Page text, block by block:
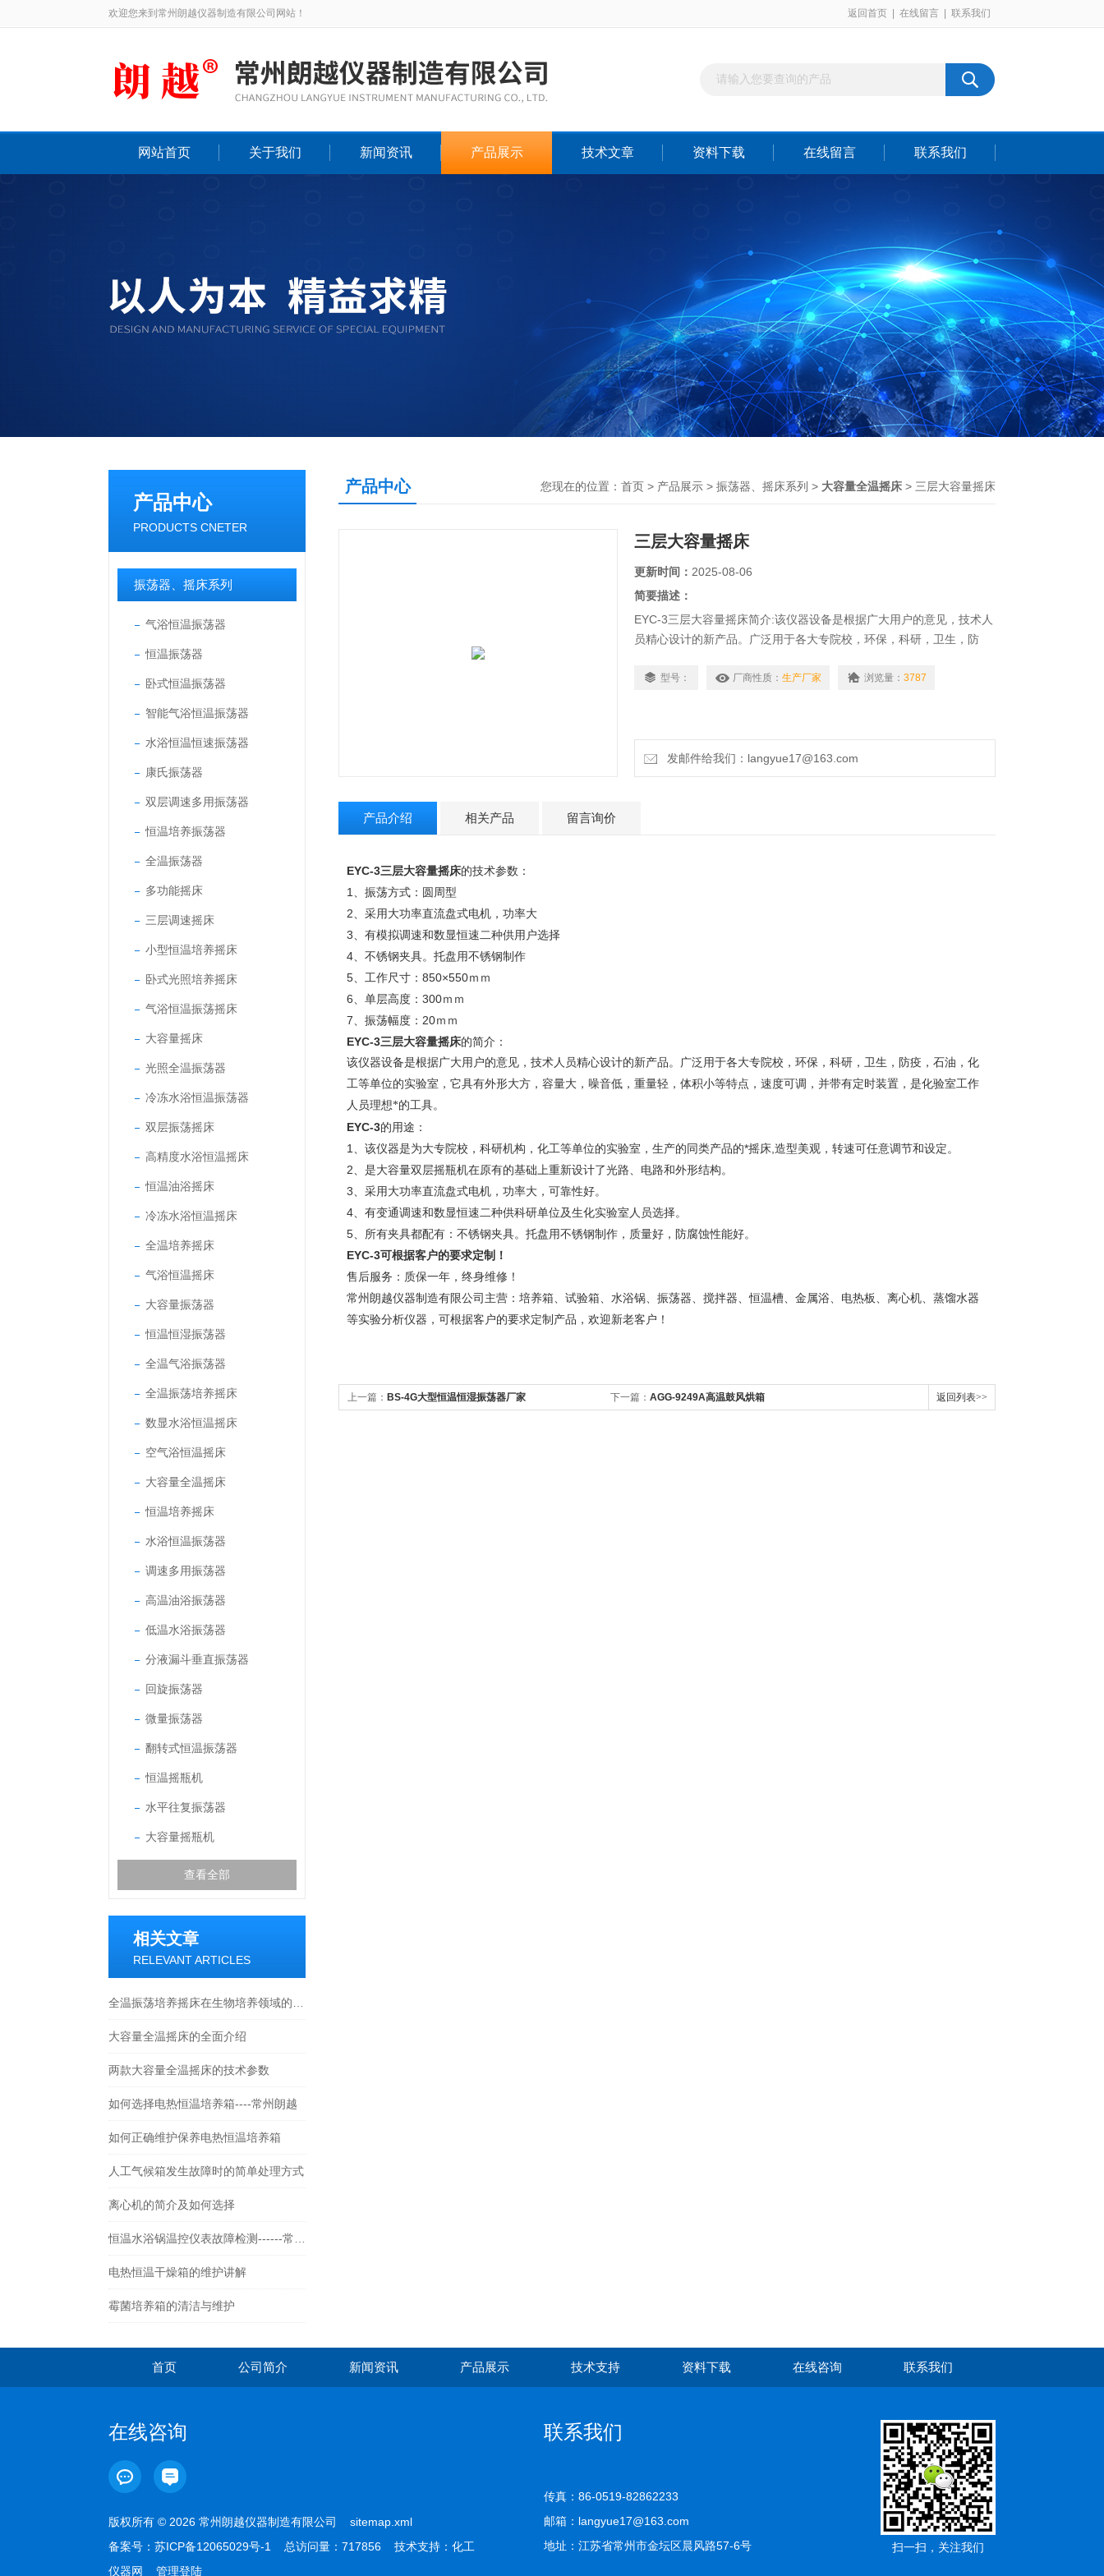
欢迎您来到常州朗越仪器制造有限公司网站！ 返回首页 在线留言 联系我们
网站首页 关于我们 新闻资讯 产品展示 技术文章 资料下载 在线留言 联系我们
产品中心
PRODUCTS CNETER
振荡器、摇床系列
气浴恒温振荡器
恒温振荡器
卧式恒温振荡器
智能气浴恒温振荡器
水浴恒温恒速振荡器
康氏振荡器
双层调速多用振荡器
恒温培养振荡器
全温振荡器
多功能摇床
三层调速摇床
小型恒温培养摇床
卧式光照培养摇床
气浴恒温振荡摇床
大容量摇床
光照全温振荡器
冷冻水浴恒温振荡器
双层振荡摇床
高精度水浴恒温摇床
恒温油浴摇床
冷冻水浴恒温摇床
全温培养摇床
气浴恒温摇床
大容量振荡器
恒温恒湿振荡器
全温气浴振荡器
全温振荡培养摇床
数显水浴恒温摇床
空气浴恒温摇床
大容量全温摇床
恒温培养摇床
水浴恒温振荡器
调速多用振荡器
高温油浴振荡器
低温水浴振荡器
分液漏斗垂直振荡器
回旋振荡器
微量振荡器
翻转式恒温振荡器
恒温摇瓶机
水平往复振荡器
大容量摇瓶机
查看全部
相关文章
RELEVANT ARTICLES
大容量全温摇床的全面介绍
两款大容量全温摇床的技术参数
如何选择电热恒温培养箱----常州朗越
如何正确维护保养电热恒温培养箱
人工气候箱发生故障时的简单处理方式
离心机的简介及如何选择
电热恒温干燥箱的维护讲解
霉菌培养箱的清洁与维护
产品中心 您现在的位置： 首页 > 产品展示 > 振荡器、摇床系列 > 大容量全温摇床 > 三层大容量摇床
三层大容量摇床
更新时间： 2025-08-06
简要描述：
EYC-3三层大容量摇床简介:该仪器设备是根据广大用户的意见，技术人
员精心设计的新产品。广泛用于各大专院校，环保，科研，卫生，防
型号： 厂商性质： 生产厂家 浏览量： 3787
发邮件给我们：langyue17@163.com
产品介绍 相关产品 留言询价
EYC-3三层大容量摇床的技术参数：
1、振荡方式：圆周型
2、采用大功率直流盘式电机，功率大
3、有模拟调速和数显恒速二种供用户选择
4、不锈钢夹具。托盘用不锈钢制作
5、工作尺寸：850×550ｍｍ
6、单层高度：300ｍｍ
7、振荡幅度：20ｍｍ
EYC-3三层大容量摇床的简介：
该仪器设备是根据广大用户的意见，技术人员精心设计的新产品。广泛用于各大专院校，环保，科研，卫生，防疫，石油，化
工等单位的实验室，它具有外形大方，容量大，噪音低，重量轻，体积小等特点，速度可调，并带有定时装置，是化验室工作
人员理想*的工具。
EYC-3的用途：
1、该仪器是为大专院校，科研机构，化工等单位的实验室，生产的同类产品的*摇床,造型美观，转速可任意调节和设定。
2、是大容量双层摇瓶机在原有的基础上重新设计了光路、电路和外形结构。
3、采用大功率直流盘式电机，功率大，可靠性好。
4、有变通调速和数显恒速二种供科研单位及生化实验室人员选择。
5、所有夹具都配有：不锈钢夹具。托盘用不锈钢制作，质量好，防腐蚀性能好。
EYC-3可根据客户的要求定制！
售后服务：质保一年，终身维修！
常州朗越仪器制造有限公司主营：培养箱、试验箱、水浴锅、振荡器、搅拌器、恒温槽、金属浴、电热板、离心机、蒸馏水器
等实验分析仪器，可根据客户的要求定制产品，欢迎新老客户！
上一篇： BS-4G大型恒温恒湿振荡器厂家 下一篇： AGG-9249A高温鼓风烘箱 返回列表>>
首页 公司简介 新闻资讯 产品展示 技术支持 资料下载 在线咨询 联系我们
在线咨询
版权所有 © 2026 常州朗越仪器制造有限公司 sitemap.xml
备案号： 苏ICP备12065029号-1 总访问量：717856 技术支持： 化工
仪器网
管理登陆
联系我们
传真：86-0519-82862233
邮箱：langyue17@163.com
地址：江苏省常州市金坛区晨风路57-6号
扫一扫，关注我们